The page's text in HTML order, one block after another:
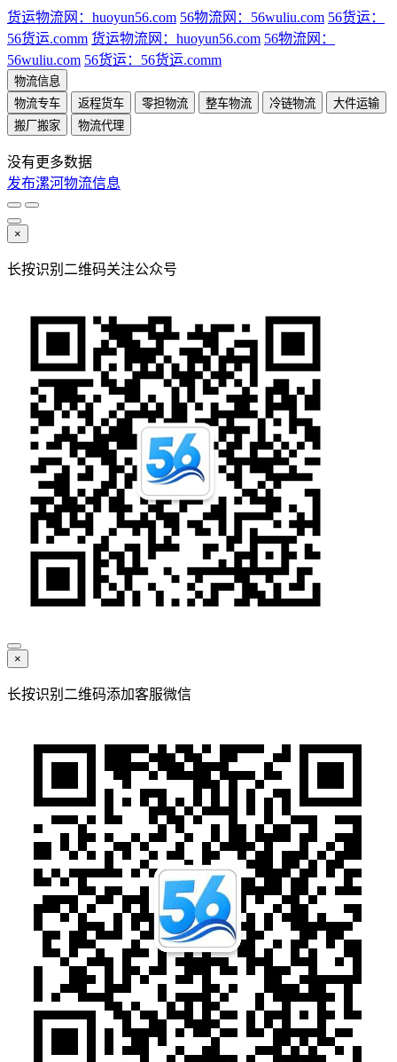
货运物流网：huoyun56.com 56物流网：56wuliu.com 56货运：
56货运.comm 货运物流网：huoyun56.com 56物流网：
56wuliu.com 56货运：56货运.comm
物流信息
物流专车
返程货车 零担物流 整车物流 冷链物流
大件运输
搬厂搬家
物流代理
没有更多数据
发布漯河物流信息
×
长按识别二维码关注公众号
×
长按识别二维码添加客服微信